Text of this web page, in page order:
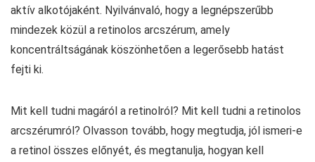
aktív alkotójaként. Nyilvánvaló, hogy a legnépszerűbb
mindezek közül a retinolos arcszérum, amely
koncentráltságának köszönhetően a legerősebb hatást
fejti ki.
Mit kell tudni magáról a retinolról? Mit kell tudni a retinolos
arcszérumról? Olvasson tovább, hogy megtudja, jól ismeri-e
a retinol összes előnyét, és megtanulja, hogyan kell